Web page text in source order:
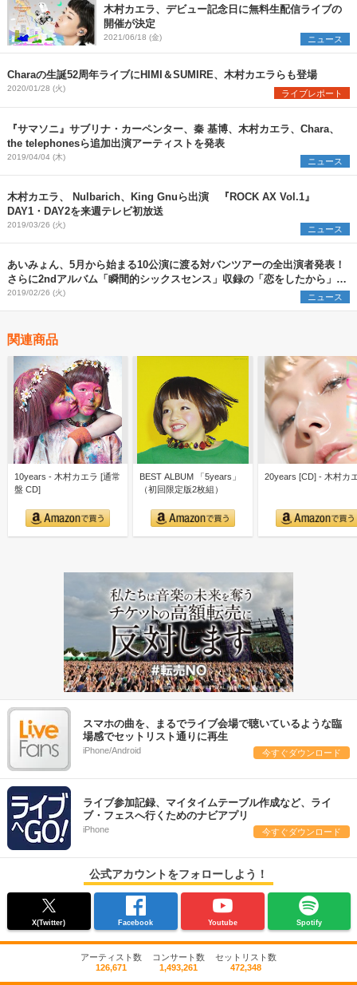
木村カエラ、デビュー記念日に無料生配信ライブの
開催が決定
2021/06/18 (金) ニュース
Charaの生誕52周年ライブにHIMI＆SUMIRE、木村カエラらも登場
2020/01/28 (火) ライブレポート
『サマソニ』サブリナ・カーペンター、秦 基博、木村カエラ、Chara、
the telephonesら追加出演アーティストを発表
2019/04/04 (木) ニュース
木村カエラ、 Nulbarich、King Gnuら出演 『ROCK AX Vol.1』
DAY1・DAY2を来週テレビ初放送
2019/03/26 (火) ニュース
あいみょん、5月から始まる10公演に渡る対バンツアーの全出演者発表！
さらに2ndアルバム「瞬間的シックスセンス」収録の「恋をしたから」レ
コーディング映像をYouTubeにて公開！！
2019/02/26 (火) ニュース
関連商品
10years - 木村カエラ [通常
盤 CD]
BEST ALBUM 「5years」
（初回限定版2枚組）
20years [CD] - 木村カ
スマホの曲を、まるでライブ会場で聴いているような臨
場感でセットリスト通りに再生
iPhone/Android 今すぐダウンロード
ライブ参加記録、マイタイムテーブル作成など、ライ
ブ・フェスへ行くためのナビアプリ
iPhone 今すぐダウンロード
公式アカウントをフォローしよう！
X(Twitter) Facebook Youtube Spotify
アーティスト数
126,671
コンサート数
1,493,261
セットリスト数
472,348